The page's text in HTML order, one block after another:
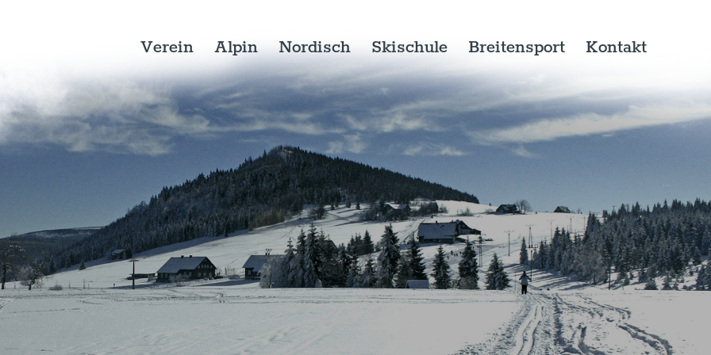
Verein Alpin Nordisch Skischule Breitensport Kontakt